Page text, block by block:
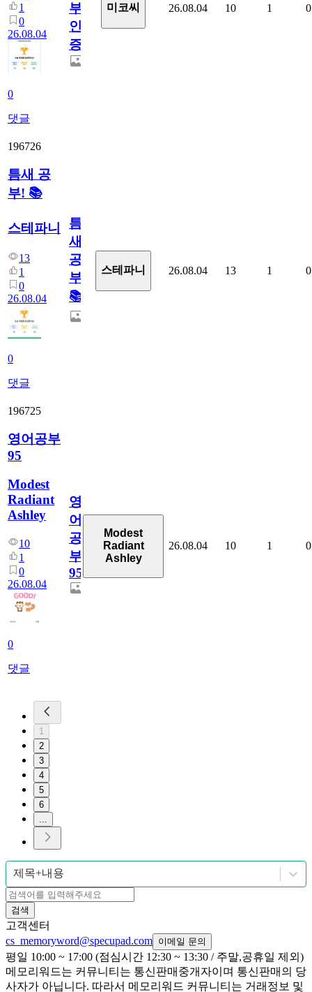
1
0
26.08.04
0
댓글
부
인
증
미코씨 26.08.04 10 1 0
196726
틈새 공
부! 📚
스테파니
13
1
0
26.08.04
0
댓글
틈
새
공
부!
📚
스테파니 26.08.04 13 1 0
196725
영어공부
95
Modest
Radiant
Ashley
10
1
0
26.08.04
0
댓글
영
어
공
부
95
Modest
Radiant
Ashley
26.08.04 10 1 0
1
2
3
4
5
6
제목+내용
검색
고객센터
cs_memoryword@specupad.com 이메일 문의
평일 10:00 ~ 17:00 (점심시간 12:30 ~ 13:30 / 주말,공휴일 제외)
메모리워드는 커뮤니티는 통신판매중개자이며 통신판매의 당
사자가 아닙니다. 따라서 메모리워드 커뮤니티는 거래정보 및